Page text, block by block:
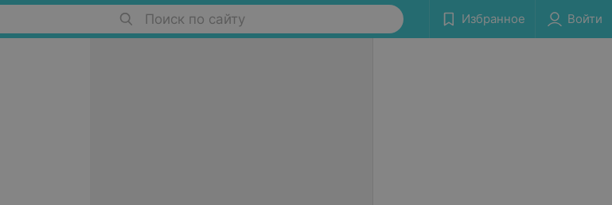
Поиск по сайту Избранное Войти